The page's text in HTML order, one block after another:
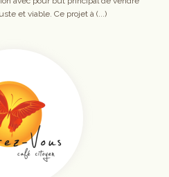
et viable. Ce projet à (...)